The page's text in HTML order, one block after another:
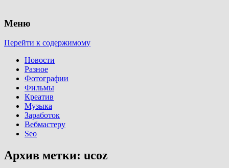
Меню
Перейти к содержимому
Новости
Разное
Фотографии
Фильмы
Креатив
Музыка
Заработок
Вебмастеру
Seo
Архив метки: ucoz